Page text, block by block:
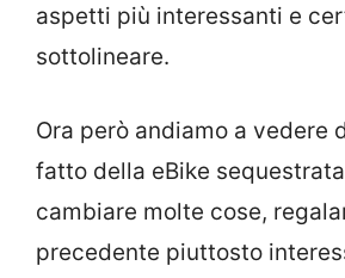
aspetti più interessanti e
sottolineare.
Ora però andiamo a vedere
fatto della eBike
cambiare molte cose,
precedente piuttosto